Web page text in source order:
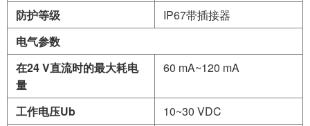
防护等级
IP67带插接器
电气参数
在24 V直流时的最大耗电
量
60 mA~120 mA
工作电压Ub
10~30 VDC